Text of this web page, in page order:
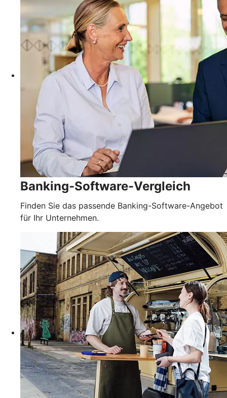
Banking-Software-Vergleich
Finden Sie das passende Banking-Software-Angebot
für Ihr Unternehmen.